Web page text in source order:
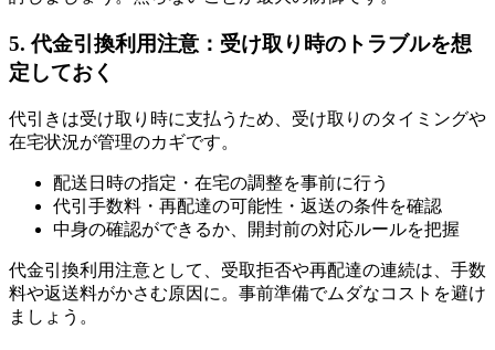
5. 代金引換利用注意：受け取り時のトラブルを想
定しておく
代引きは受け取り時に支払うため、受け取りのタイミングや
在宅状況が管理のカギです。
配送日時の指定・在宅の調整を事前に行う
代引手数料・再配達の可能性・返送の条件を確認
中身の確認ができるか、開封前の対応ルールを把握
代金引換利用注意として、受取拒否や再配達の連続は、手数
料や返送料がかさむ原因に。事前準備でムダなコストを避け
ましょう。